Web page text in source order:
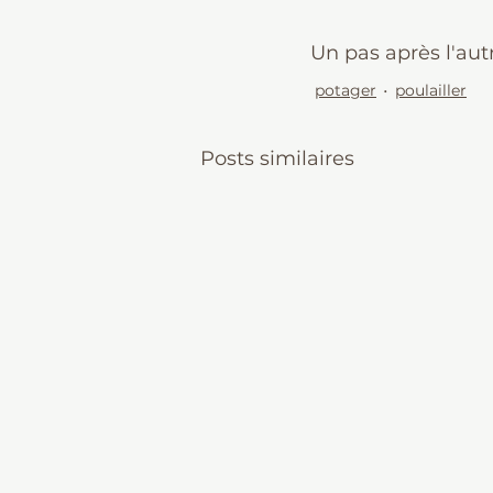
Un pas après
potager poulailler
Posts similaires